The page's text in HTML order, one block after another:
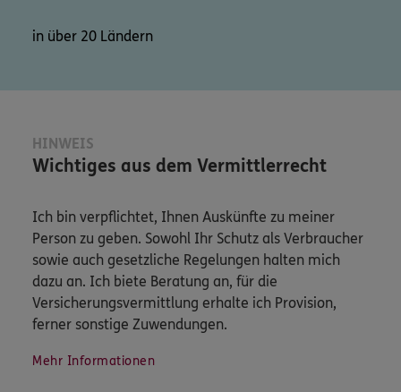
in über 20 Ländern
HINWEIS
Wichtiges aus dem Vermittlerrecht
Ich bin verpflichtet, Ihnen Auskünfte zu meiner
Person zu geben. Sowohl Ihr Schutz als Verbraucher
sowie auch gesetzliche Regelungen halten mich
dazu an. Ich biete Beratung an, für die
Versicherungsvermittlung erhalte ich Provision,
ferner sonstige Zuwendungen.
Mehr Informationen